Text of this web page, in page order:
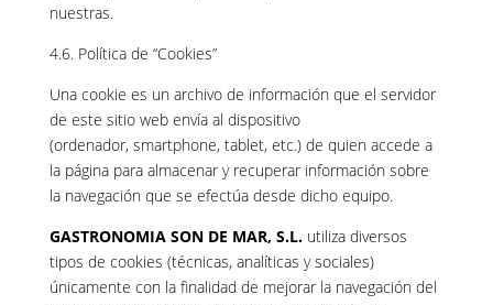
nuestras.
4.6. Política de “Cookies”
Una cookie es un archivo de información que el servidor
de este sitio web envía al dispositivo
(ordenador, smartphone, tablet, etc.) de quien accede a
la página para almacenar y recuperar información sobre
la navegación que se efectúa desde dicho equipo.
GASTRONOMIA SON DE MAR, S.L.utiliza diversos
tipos de cookies (técnicas, analíticas y sociales)
únicamente con la finalidad de mejorar la navegación del